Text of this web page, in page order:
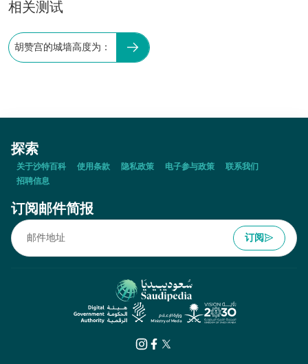
相关测试
胡赞宫的城墙高度为：
探索
关于沙特百科 使用条款 隐私政策 电子参与政策
联系我们
招聘信息
订阅邮件简报
订阅